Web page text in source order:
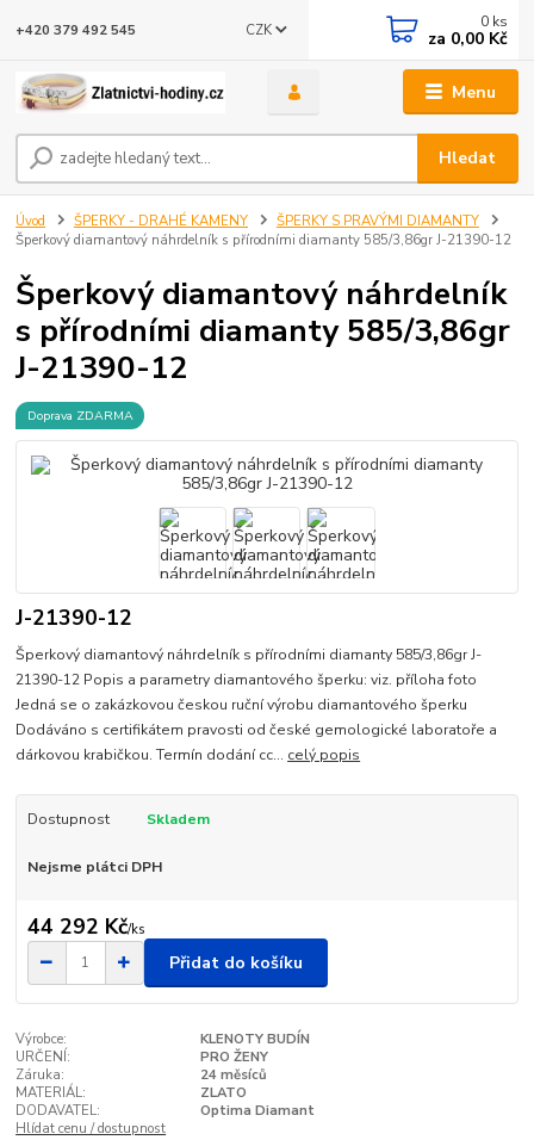
Menu
CZK
Hledat
+420 379 492 545 0 ks
za 0,00 Kč
Úvod ŠPERKY - DRAHÉ KAMENY
ŠPERKY S PRAVÝMI DIAMANTY
Šperkový diamantový náhrdelník s přírodními diamanty 585/3,86gr J-21390-12
Šperkový diamantový náhrdelník
s přírodními diamanty 585/3,86gr
J-21390-12
Doprava ZDARMA
J-21390-12
Šperkový diamantový náhrdelník s přírodními diamanty 585/3,86gr J-
21390-12 Popis a parametry diamantového šperku: viz. příloha foto
Jedná se o zakázkovou českou ruční výrobu diamantového šperku
Dodáváno s certifikátem pravosti od české gemologické laboratoře a
dárkovou krabičkou. Termín dodání cc... celý popis
Dostupnost Skladem
Nejsme plátci DPH
44 292 Kč/ks
Přidat do košíku
Výrobce:
KLENOTY BUDÍN
URČENÍ:
PRO ŽENY
Záruka:
24 měsíců
MATERIÁL:
ZLATO
DODAVATEL:
Optima Diamant
Hlídat cenu / dostupnost